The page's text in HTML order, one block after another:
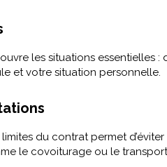
les situations essentielles
et votre situation personnelle.
du contrat permet
le covoiturage ou le